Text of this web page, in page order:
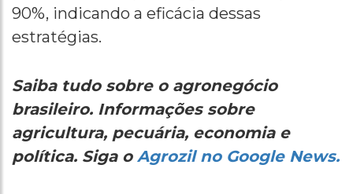
90%, indicando a eficácia dessas
estratégias.
Saiba tudo sobre o agronegócio
brasileiro. Informações sobre
agricultura, pecuária, economia e
política. Siga o Agrozil no Google News.